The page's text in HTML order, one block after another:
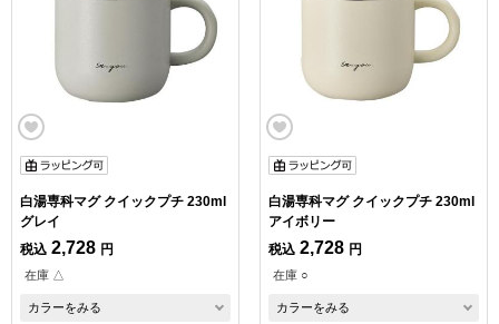
白湯専科マグ クイックプチ 230ml
グレイ
税込 2,728 円
在庫 △
カラーをみる
白湯専科マグ クイックプチ 230ml
アイボリー
税込 2,728 円
在庫 ○
カラーをみる